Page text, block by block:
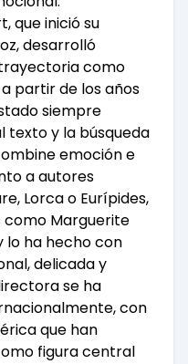
que inició su
desarrolló
como
partir de los años
siempre
texto y la búsqueda
emoción e
a autores
Lorca o Eurípides,
Marguerite
lo ha hecho con
delicada y
se ha
con
que han
figura central